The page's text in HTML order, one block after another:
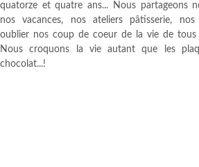
quatorze et quatre ans... Nous partageons
nos vacances, nos ateliers pâtisserie, nos
oublier nos coup de coeur de la vie de tous
Nous croquons la vie autant que les
chocolat...!